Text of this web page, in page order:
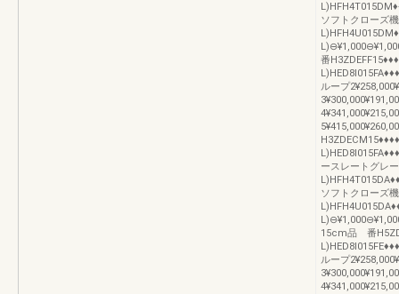
ソフトクローズ
番
ループ
ースレートグレ
ソフトクローズ
15cm品 番
ループ